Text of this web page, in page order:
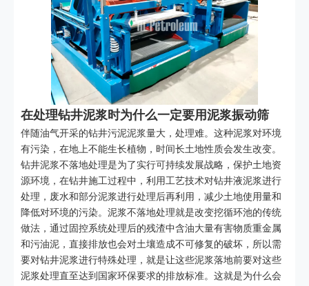
在处理钻井泥浆时为什么一定要用泥浆振动筛
伴随油气开采的钻井污泥泥浆量大，处理难。这种泥浆对环境
有污染，在地上不能生长植物，时间长土地性质会发生改变。
钻井泥浆不落地处理是为了实行可持续发展战略，保护土地资
源环境，在钻井施工过程中，利用工艺技术对钻井液泥浆进行
处理，废水和部分泥浆进行处理后再利用，减少土地使用量和
降低对环境的污染。泥浆不落地处理就是改变挖循环池的传统
做法，通过固控系统处理后的残渣中含油大量有害物质重金属
和污油泥，直接排放也会对土壤造成不可修复的破坏，所以需
要对钻井泥浆进行特殊处理，就是让这些泥浆落地前要对这些
泥浆处理直至达到国家环保要求的排放标准。这就是为什么会